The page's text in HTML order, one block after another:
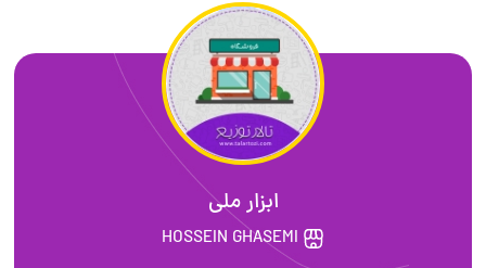
ابزار ملی
HOSSEIN GHASEMI